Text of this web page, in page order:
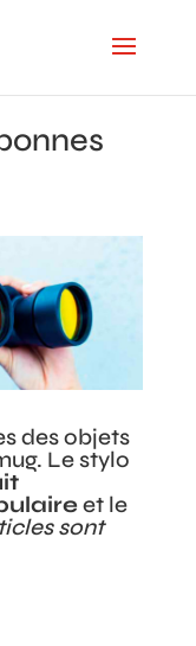
des objets
Le stylo
et le
sont